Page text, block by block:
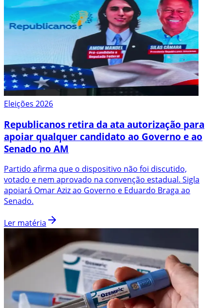
Eleições 2026
Republicanos retira da ata autorização para
apoiar qualquer candidato ao Governo e ao
Senado no AM
Partido afirma que o dispositivo não foi discutido,
votado e nem aprovado na convenção estadual. Sigla
apoiará Omar Aziz ao Governo e Eduardo Braga ao
Senado.
Ler matéria